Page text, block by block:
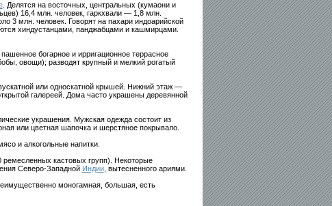
. Делятся на восточных, центральных (кумаони и
16,4 млн. человек, гаркхвали — 1,8 млн.
3 млн. человек. Говорят на пахари индоарийской
хиндустанцами, панджабцами и кашмирцами.
богарное и ирригационное террасное
овощи); разводят крупный и мелкий рогатый
или односкатной крышей. Нижний этаж —
галереей. Дома часто украшены деревянной
украшения. Мужская одежда состоит из
или цветная шапочка и шерстяное покрывало.
и алкогольные напитки.
кастовых групп). Некоторые
Северо-Западной Индии, вытесненного ариями.
моногамная, большая, есть